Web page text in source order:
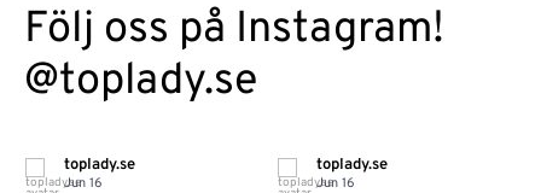
Följ oss på Instagram!
@toplady.se
toplady.se
Jun 16
toplady.se
Jun 16